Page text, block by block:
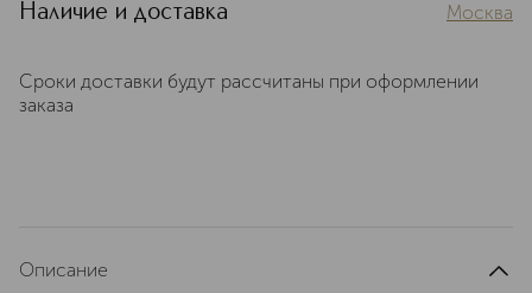
Наличие и доставка Москва
Сроки доставки будут рассчитаны при оформлении
заказа
Описание